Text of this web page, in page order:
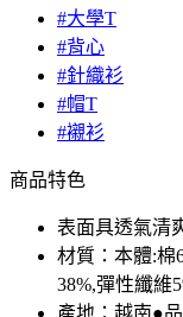
#大學T
#背心
#針織衫
#帽T
#襯衫
商品特色
表面具透氣清
材質：本體:棉
38%,彈性纖維